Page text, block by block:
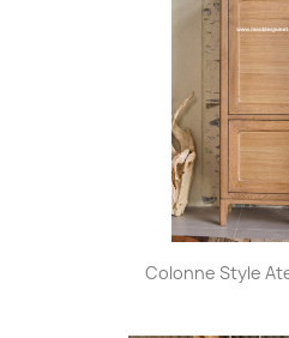
Colonne Style